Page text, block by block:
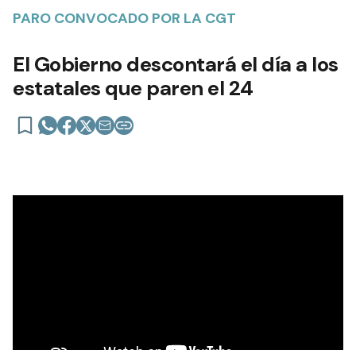
PARO CONVOCADO POR LA CGT
El Gobierno descontará el día a los
estatales que paren el 24